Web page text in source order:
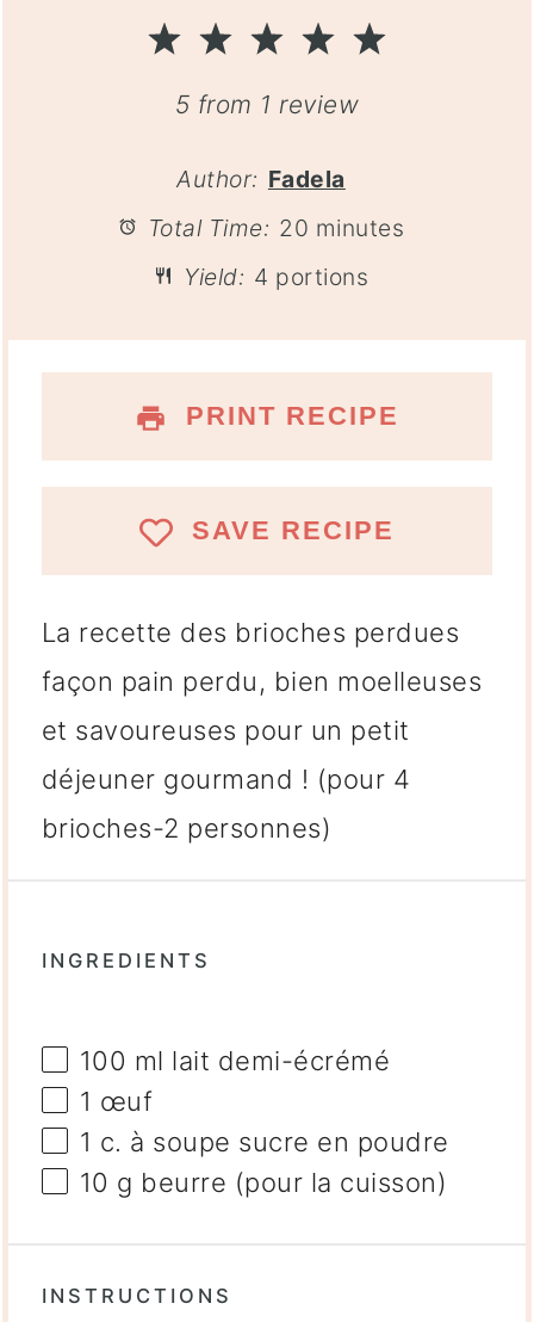
5
4
Stars
3
Stars
2
Stars
1
Star
5 from 1 review
Author: Fadela
Total Time: 20 minutes
Yield: 4 portions
PRINT RECIPE
SAVE RECIPE
La recette des brioches perdues
façon pain perdu, bien moelleuses
et savoureuses pour un petit
déjeuner gourmand ! (pour 4
brioches-2 personnes)
INGREDIENTS
100 ml lait demi-écrémé
1 œuf
1 c. à soupe sucre en poudre
10 g beurre (pour la cuisson)
INSTRUCTIONS